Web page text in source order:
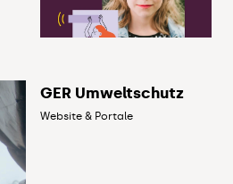
GER Umweltschutz
Website & Portale